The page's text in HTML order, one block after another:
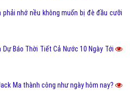
nhớ nều không muốn bị đè đầu cưỡi
Dự Báo Thời Tiết Cả Nước 10 Ngày Tới
Ma thành công như ngày hôm nay?